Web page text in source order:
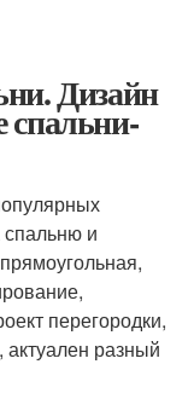
Дизайн
спальни-
спальню и
перегородки,
разный